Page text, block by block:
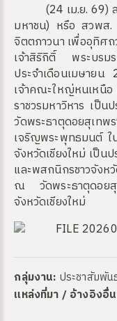
(24 เม.ย. 69) ส
มหาชน) หรือ สวพส.
จิตตภาวนา เพื่ออุทิศ
เจ้าสิริกิติ์ พระบรม
ประจำเดือนเมษาย
เจ้าคณะใหญ่หนเหนือ
ราชวรมหาวิหาร เป็
วัดพระธาตุดอยสุเท
เจริญพระพุทธมนต์ ใ
จังหวัดเชียงใหม่ เป็น
และพสกนิกรชาวจังห
ณ วัดพระธาตุดอยสุเ
จังหวัดเชียงใหม่
กลุ่มงาน: ประชาสัมพัน
แหล่งที่มา / อ้างอิงอื่